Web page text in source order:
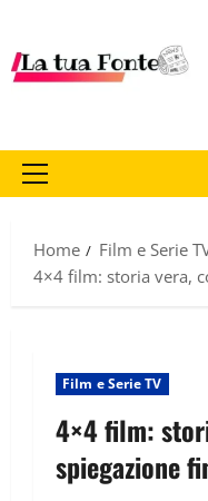
Home
Film e Serie
4×4 film: storia vera,
Film e Serie TV
4×4 film:
spiegazione